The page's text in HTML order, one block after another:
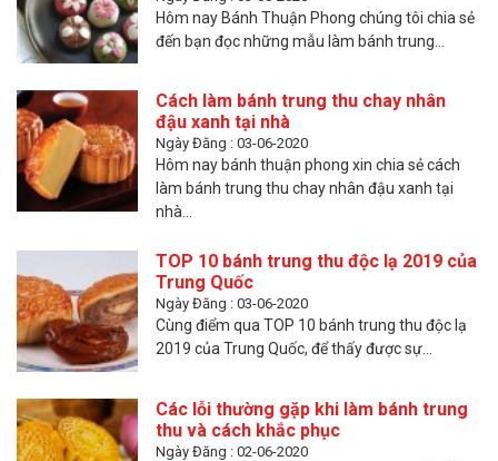
Hôm nay Bánh Thuận Phong chúng tôi chia sẻ
đến bạn đọc những mẫu làm bánh trung...
Cách làm bánh trung thu chay nhân
đậu xanh tại nhà
Ngày Đăng : 03-06-2020
Hôm nay bánh thuận phong xin chia sẻ cách
làm bánh trung thu chay nhân đậu xanh tại
nhà...
TOP 10 bánh trung thu độc lạ 2019 của
Trung Quốc
Ngày Đăng : 03-06-2020
Cùng điểm qua TOP 10 bánh trung thu độc lạ
2019 của Trung Quốc, để thấy được sự...
Các lỗi thường gặp khi làm bánh trung
thu và cách khắc phục
Ngày Đăng : 02-06-2020